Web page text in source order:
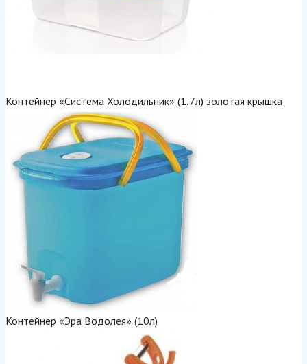
Контейнер «Система Холодильник» (1,7л) золотая крышка
Контейнер «Эра Водолея» (10л)